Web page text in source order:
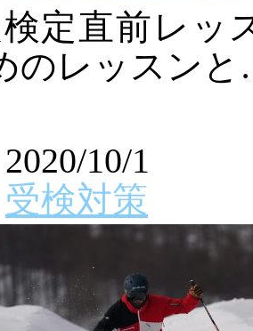
検定直前レ
のレッスン
2020/10/1
受検対策